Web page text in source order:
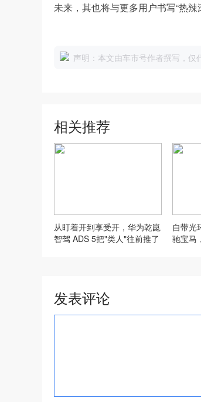
未来，其也将与更多用户书写“热辣
声明：本文由车市号作者撰写，仅
相关推荐
从盯着开到享受开，华为乾崑
智驾 ADS 5把"类人"往前推了
自带光
驰宝马
发表评论